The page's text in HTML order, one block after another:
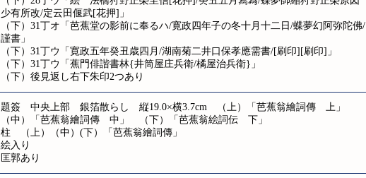
少有所改/定云田偃武[花押]」
（下）31丁オ「芭蕉堂の影前に奉るハ/寛政四年子の冬十月十二日/蝶夢幻阿弥陀佛/
謹書」
（下）31丁ウ「寛政五年癸丑歳四月/湖南菊二井口保孝應需書/[刷印][刷印]」
（下）31丁ウ「蕉門俳諧書林{井筒屋庄兵衛/橘屋治兵衛}」
（下）後見返し右下朱印2つあり
題簽 中央上部 銀箔散らし 縦19.0×横3.7cm （上）「芭蕉翁繪詞傳 上」
（中）「芭蕉翁繪詞傳 中」 （下）「芭蕉翁絵詞伝 下」
柱 （上）（中）(下）「芭蕉翁繪詞傳」
絵入り
匡郭あり